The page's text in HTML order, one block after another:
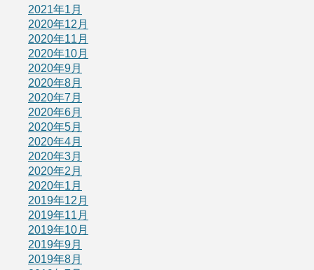
2021年1月
2020年12月
2020年11月
2020年10月
2020年9月
2020年8月
2020年7月
2020年6月
2020年5月
2020年4月
2020年3月
2020年2月
2020年1月
2019年12月
2019年11月
2019年10月
2019年9月
2019年8月